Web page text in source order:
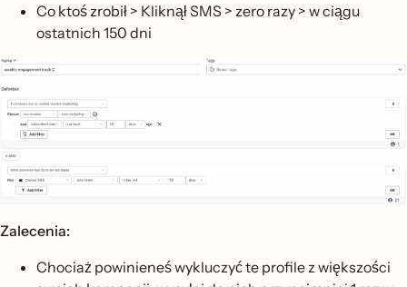
Co ktoś zrobił > Kliknął SMS > zero razy > w ciągu
ostatnich 150 dni
Zalecenia:
Chociaż powinieneś wykluczyć te profile z większości